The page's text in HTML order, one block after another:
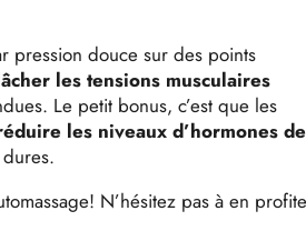
pression douce sur des points
les tensions musculaires
Le petit bonus, c’est que les
les niveaux d’hormones de
N’hésitez pas à en